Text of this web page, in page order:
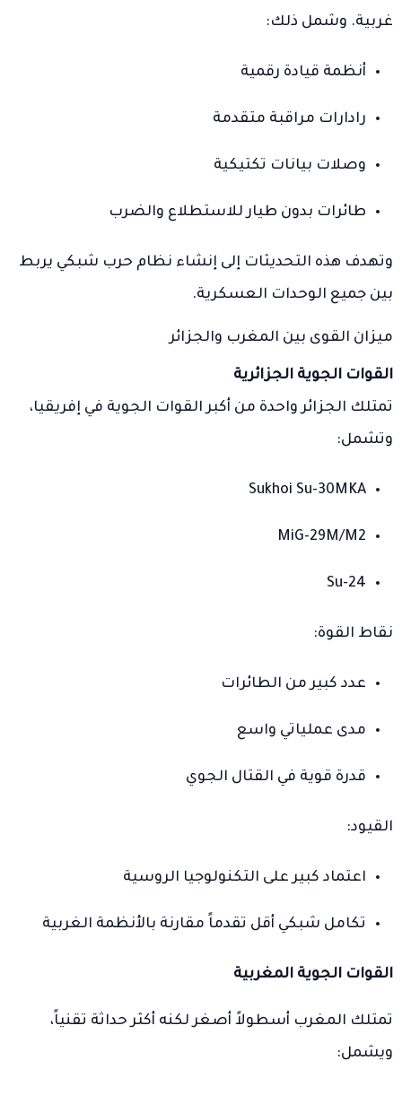
غربية. وشمل ذلك:
أنظمة قيادة رقمية
رادارات مراقبة متقدمة
وصلات بيانات تكتيكية
طائرات بدون طيار للاستطلاع والضرب
وتهدف هذه التحديثات إلى إنشاء نظام حرب شبكي يربط
بين جميع الوحدات العسكرية.
ميزان القوى بين المغرب والجزائر
القوات الجوية الجزائرية
تمتلك الجزائر واحدة من أكبر القوات الجوية في إفريقيا،
وتشمل:
Sukhoi Su-30MKA
MiG-29M/M2
Su-24
نقاط القوة:
عدد كبير من الطائرات
مدى عملياتي واسع
قدرة قوية في القتال الجوي
القيود:
اعتماد كبير على التكنولوجيا الروسية
تكامل شبكي أقل تقدماً مقارنة بالأنظمة الغربية
القوات الجوية المغربية
تمتلك المغرب أسطولاً أصغر لكنه أكثر حداثة تقنياً،
ويشمل: